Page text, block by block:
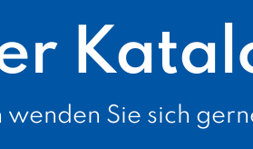
wenden Sie sich